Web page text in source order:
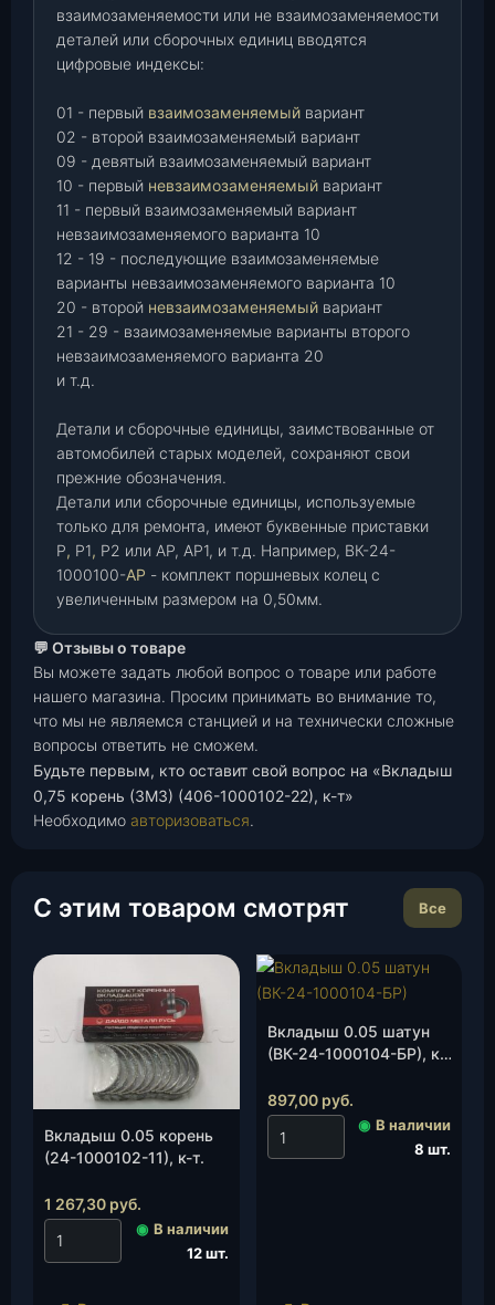
взаимозаменяемости или не взаимозаменяемости
деталей или сборочных единиц вводятся
цифровые индексы:
01 - первый взаимозаменяемый вариант
02 - второй взаимозаменяемый вариант
09 - девятый взаимозаменяемый вариант
10 - первый невзаимозаменяемый вариант
11 - первый взаимозаменяемый вариант
невзаимозаменяемого варианта 10
12 - 19 - последующие взаимозаменяемые
варианты невзаимозаменяемого варианта 10
20 - второй невзаимозаменяемый вариант
21 - 29 - взаимозаменяемые варианты второго
невзаимозаменяемого варианта 20
и т.д.
Детали и сборочные единицы, заимствованные от
автомобилей старых моделей, сохраняют свои
прежние обозначения.
Детали или сборочные единицы, используемые
только для ремонта, имеют буквенные приставки
Р, Р1, Р2 или АР, АР1, и т.д. Например, ВК-24-
1000100-АР - комплект поршневых колец с
увеличенным размером на 0,50мм.
💬 Отзывы о товаре
Вы можете задать любой вопрос о товаре или работе
нашего магазина. Просим принимать во внимание то,
что мы не являемся станцией и на технически сложные
вопросы ответить не сможем.
Будьте первым, кто оставит свой вопрос на «Вкладыш
0,75 корень (ЗМЗ) (406-1000102-22), к-т»
Необходимо авторизоваться.
С этим товаром смотрят Все
Вкладыш 0.05 корень
(24-1000102-11), к-т.
1 267,30 руб.
◉ В наличии
12 шт.
Вкладыш 0.05 шатун
(ВК-24-1000104-БР), к-
897,00 руб.
◉ В наличии
8 шт.